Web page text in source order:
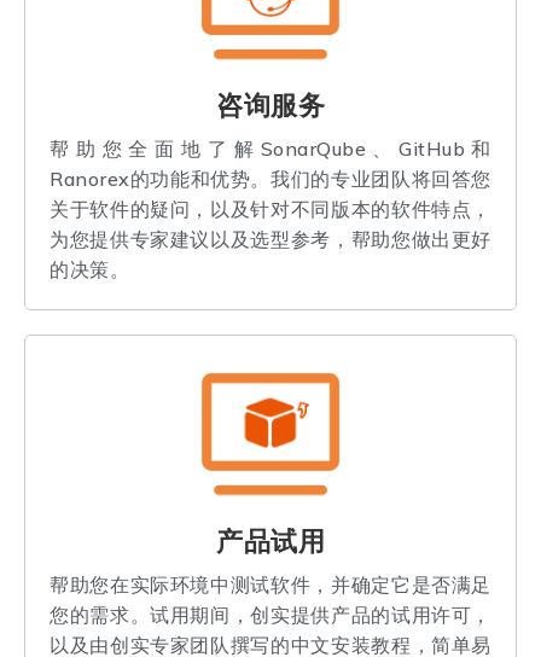
咨询服务
帮助您全面地了解SonarQube、GitHub和
Ranorex的功能和优势。我们的专业团队将回答您
关于软件的疑问，以及针对不同版本的软件特点，
为您提供专家建议以及选型参考，帮助您做出更好
的决策。
产品试用
帮助您在实际环境中测试软件，并确定它是否满足
您的需求。试用期间，创实提供产品的试用许可，
以及由创实专家团队撰写的中文安装教程，简单易